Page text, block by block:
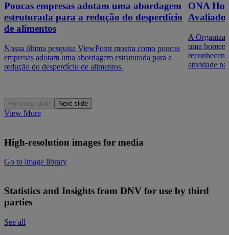
Poucas empresas adotam uma abordagem
estruturada para a redução do desperdício
de alimentos
Nossa última pesquisa ViewPoint mostra como poucas
empresas adotam uma abordagem estruturada para a
redução do desperdício de alimentos.
ONA
A
uma
atividade
Previous slide Next slide
View More
High-resolution images for media
Go to image library
Statistics and Insights from DNV for use by third
parties
See all